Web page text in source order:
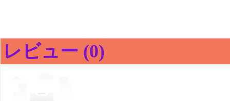
レビュー (0)